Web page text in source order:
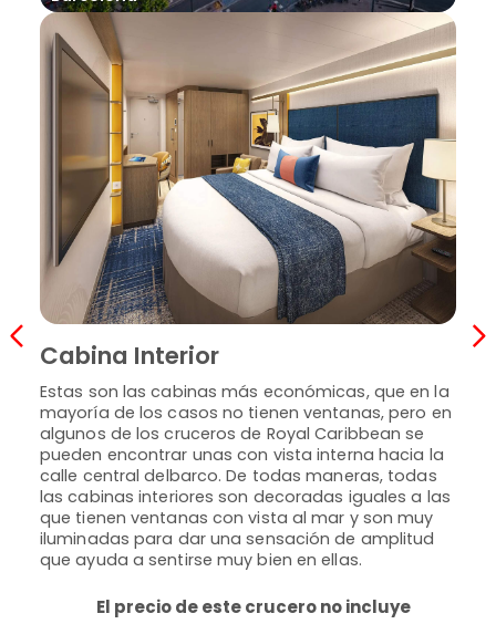
Cabina Interior
Estas son las cabinas más económicas, que en la
mayoría de los casos no tienen ventanas, pero en
algunos de los cruceros de Royal Caribbean se
pueden encontrar unas con vista interna hacia la
calle central delbarco. De todas maneras, todas
las cabinas interiores son decoradas iguales a las
que tienen ventanas con vista al mar y son muy
iluminadas para dar una sensación de amplitud
que ayuda a sentirse muy bien en ellas.
El precio de este crucero no incluye